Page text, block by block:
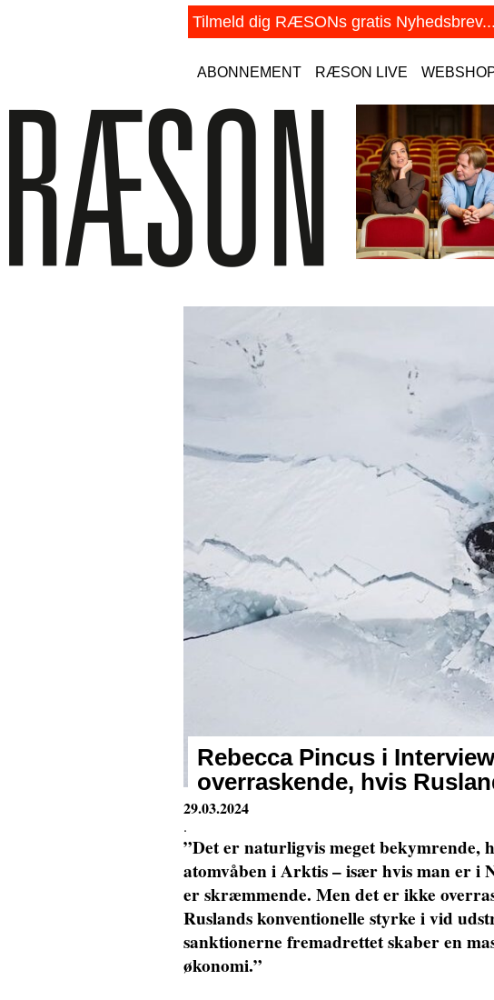
ABONNEMENT RÆSON LIVE
Rebecca Pincus i
overraskende, hvis
29.03.2024
.
”Det er naturligvis meget bekymrende,
atomvåben i Arktis – især hvis man er i
er skræmmende. Men det er ikke
Ruslands konventionelle styrke i vid
sanktionerne fremadrettet skaber en
økonomi.”